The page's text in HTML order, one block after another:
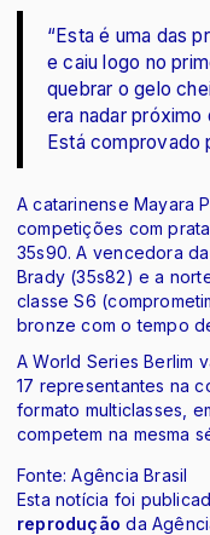
“Esta é uma das
e caiu logo no
quebrar o gelo
era nadar
Está comprovado
A catarinense Mayara
competições com
35s90. A vencedora
Brady (35s82) e a
classe S6
bronze com o tempo
A World Series Berlim
17 representantes na
formato multiclasses,
competem na mesma
Fonte: Agência Brasil
Esta notícia foi
reprodução da